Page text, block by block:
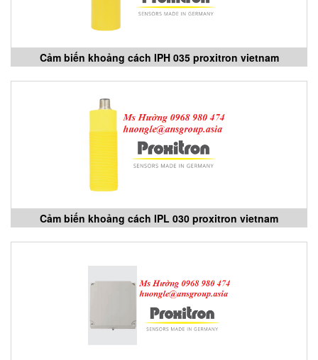
Cảm biến khoảng cách IPH 035 proxitron vietnam
Cảm biến khoảng cách IPL 030 proxitron vietnam